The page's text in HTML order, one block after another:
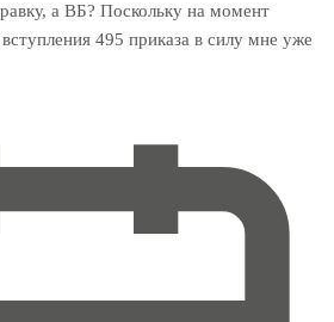
а ВБ? Поскольку на момент
495 приказа в силу мне уже